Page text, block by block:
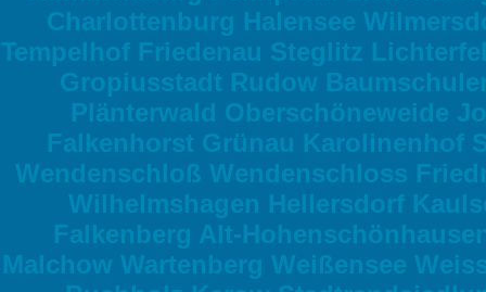
Charlottenburg Halensee
Tempelhof Friedenau Steglitz
Gropiusstadt Rudow
Plänterwald Oberschöneweide
Falkenhorst Grünau Karolinenhof
Wendenschloß Wendenschloss
Wilhelmshagen Hellersdorf
Falkenberg Alt-
Malchow Wartenberg Weißensee